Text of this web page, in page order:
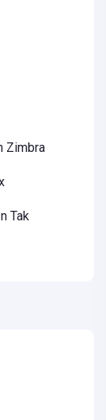
Zimbra
Tak